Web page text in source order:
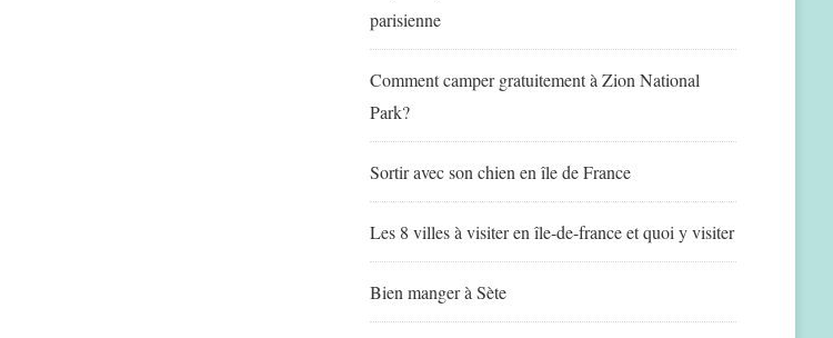
parisienne
Comment camper gratuitement à Zion National
Park?
Sortir avec son chien en île de France
Les 8 villes à visiter en île-de-france et quoi y visiter
Bien manger à Sète